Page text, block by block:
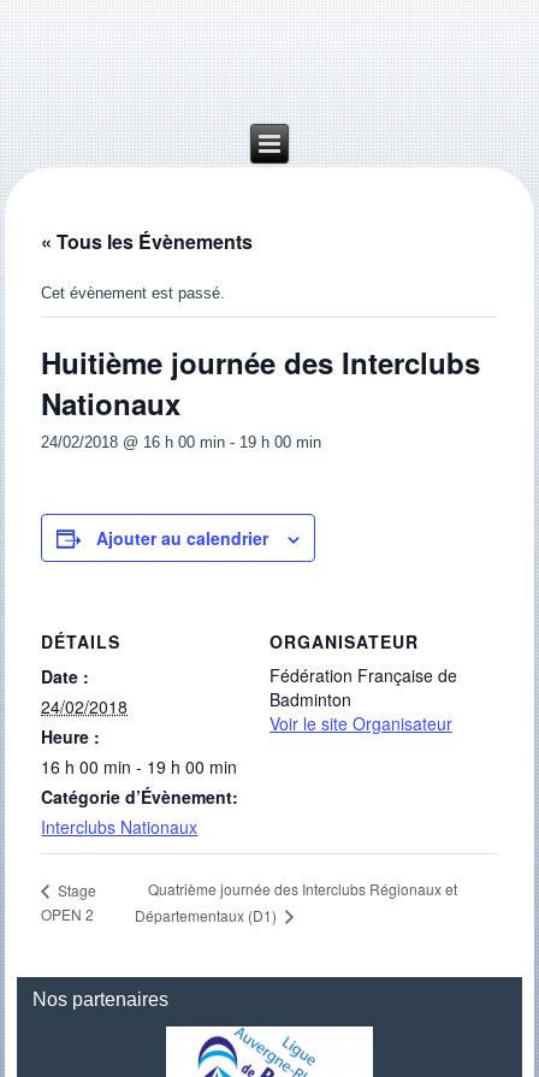
« Tous les Évènements
Cet évènement est passé.
Huitième journée des Interclubs
Nationaux
24/02/2018 @ 16 h 00 min - 19 h 00 min
Ajouter au calendrier
DÉTAILS
Date :
24/02/2018
Heure :
16 h 00 min - 19 h 00 min
Catégorie d’Évènement:
Interclubs Nationaux
ORGANISATEUR
Fédération Française de
Badminton
Voir le site Organisateur
Stage
OPEN 2
Quatrième journée des Interclubs Régionaux et
Départementaux (D1)
Nos partenaires